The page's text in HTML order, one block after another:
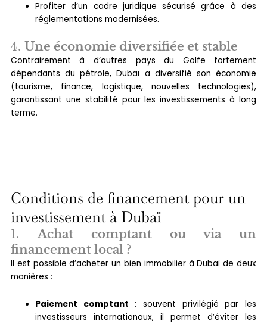
Profiter d’un cadre juridique sécurisé grâce à des
réglementations modernisées.
4. Une économie diversifiée et stable
Contrairement à d’autres pays du Golfe fortement
dépendants du pétrole, Dubaï a diversifié son économie
(tourisme, finance, logistique, nouvelles technologies),
garantissant une stabilité pour les investissements à long
terme.
Conditions de financement pour un
investissement à Dubaï
1.Achat comptant ou via un
financement local ?
Il est possible d’acheter un bien immobilier à Dubaï de deux
manières :
Paiement comptant : souvent privilégié par les
investisseurs internationaux, il permet d’éviter les